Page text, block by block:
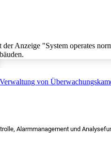
Alarmmanagement und